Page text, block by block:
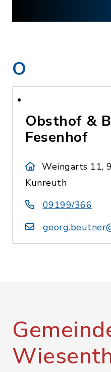
O
Obsthof &
Fesenhof
Weingarts 11,
Kunreuth
09199/366